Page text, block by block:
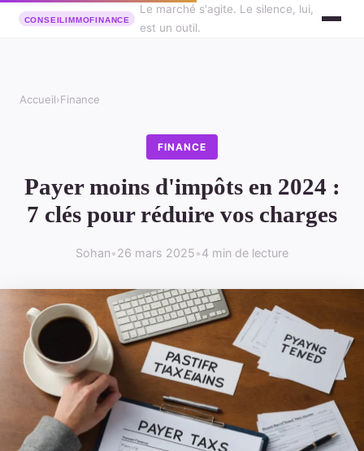
Le marché s'agite. Le silence, lui,
est un outil.
Accueil›Finance
FINANCE
Payer moins d'impôts en 2024 :
7 clés pour réduire vos charges
Sohan•26 mars 2025•4 min de lecture